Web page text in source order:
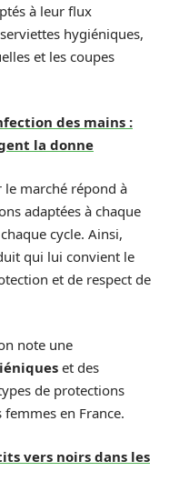
à leur flux
hygiéniques,
et les coupes
des mains :
la donne
marché répond à
adaptées à chaque
cycle. Ainsi,
qui lui convient le
et de respect de
note une
et des
de protections
en France.
vers noirs dans les